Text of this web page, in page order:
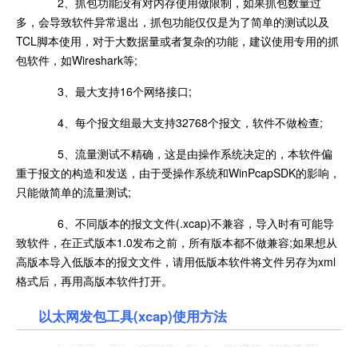
多，会导致软件异常退出，抓包功能仅仅是为了简单的测试以及
TCL脚本使用，对于大数据量或者复杂的功能，建议使用专用的抓
包软件，如Wireshark等;
3、最大支持16个网络接口;
4、每个报文组最大支持32768个报文，软件不做检查;
5、流量测试不精确，这是由操作系统决定的，本软件偏
重于报文的构造和发送，由于受操作系统和WinPcapSDK的影响，
只能做简单的流量测试;
6、不同版本的报文文件(.xcap)不兼容，导入时有可能导
致软件，在正式版本1.0发布之前，所有版本都不做兼容;如果想从
高版本导入低版本的报文文件，请用低版本软件将文件另存为xml
格式后，再用高版本软件打开。
以太网发包工具(xcap)使用方法